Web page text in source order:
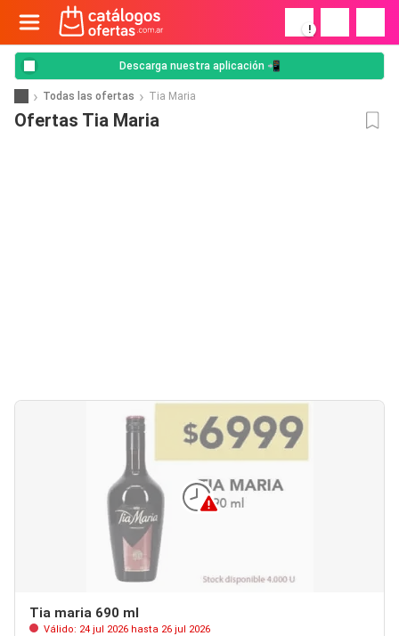
!
Descarga nuestra aplicación 📲
Todas las ofertas Tia Maria
Ofertas Tia Maria
Tia maria 690 ml
Válido: 24 jul 2026 hasta 26 jul 2026